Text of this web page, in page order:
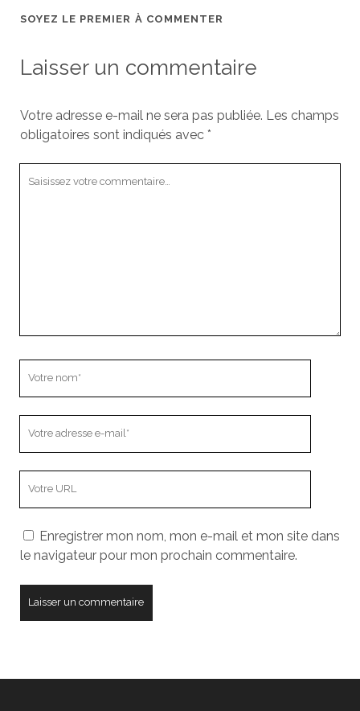
SOYEZ LE PREMIER À COMMENTER
Laisser un commentaire
Votre adresse e-mail ne sera pas publiée. Les champs
obligatoires sont indiqués avec *
mail
votre
site
Enregistrer mon nom, mon e-mail et mon site dans
le navigateur pour mon prochain commentaire.